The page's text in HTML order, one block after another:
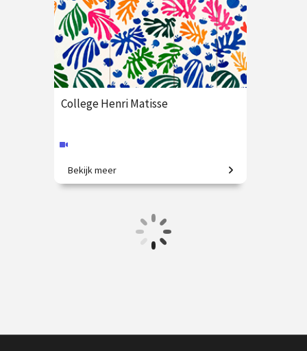
Online
Op locatie
College Henri Matisse
Meester van kleur, vorm en vrijheid.
vanaf 5 nov.
Bekijk meer